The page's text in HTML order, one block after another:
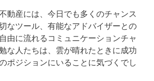
動産には、今日でも多くのチャンス
なツール、有能なアドバイザーとの
由に流れるコミュニケーションチャ
な人たちは、雲が晴れたときに成功
ポジションにいることに気づくでし